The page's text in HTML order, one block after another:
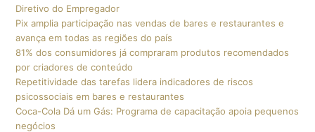
Diretivo do Empregador
Pix amplia participação nas vendas de bares e restaurantes e
avança em todas as regiões do país
81% dos consumidores já compraram produtos recomendados
por criadores de conteúdo
Repetitividade das tarefas lidera indicadores de riscos
psicossociais em bares e restaurantes
Coca-Cola Dá um Gás: Programa de capacitação apoia pequenos
negócios